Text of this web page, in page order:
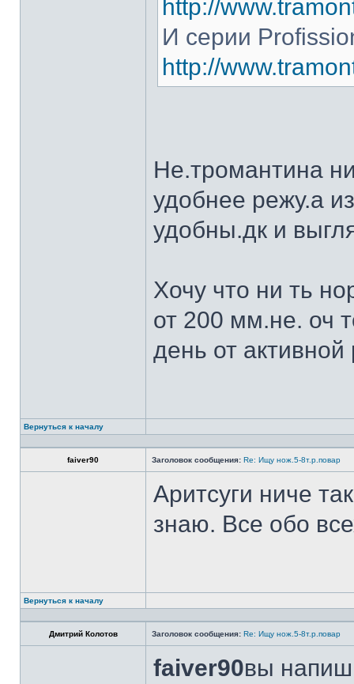
http://
И серии
http://
Не.тромантина
удобнее режу.а
удобны.дк и
Хочу что ни ть
от 200 мм.не. оч
день от
Вернуться к началу
faiver90 Заголовок сообщения: Re: Ищу нож.5-8т.р.повар
Аритсуги ниче
знаю. Все обо
Вернуться к началу
Дмитрий Колотов Заголовок сообщения: Re: Ищу нож.5-8т.р.повар
faiver90вы